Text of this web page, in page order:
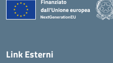
Link Esterni